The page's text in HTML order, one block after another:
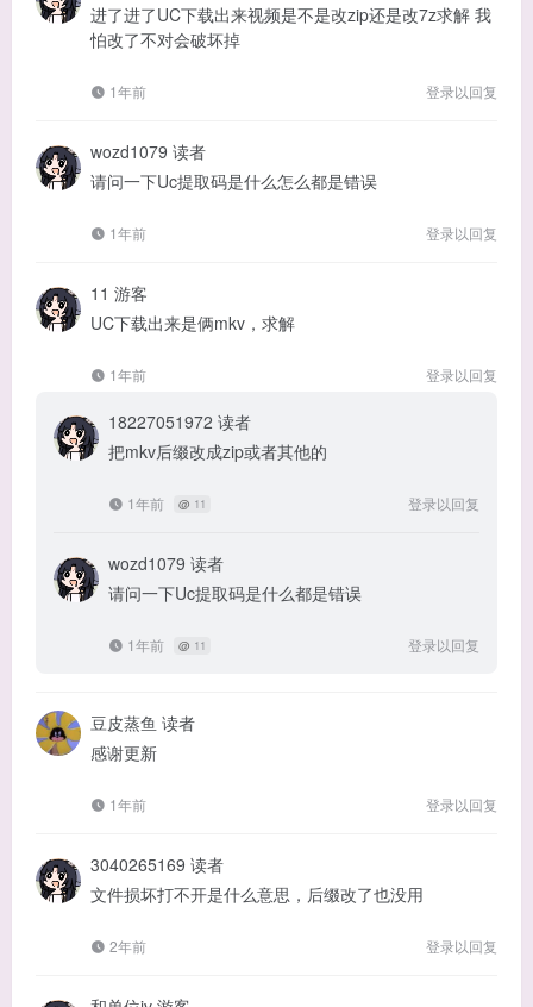
进了进了UC下载出来视频是不是改zip还是改7z求解 我
怕改了不对会破坏掉
1年前 登录以回复
wozd1079 读者
请问一下Uc提取码是什么怎么都是错误
1年前 登录以回复
11 游客
UC下载出来是俩mkv，求解
1年前 登录以回复
18227051972 读者
把mkv后缀改成zip或者其他的
1年前 @ 11 登录以回复
wozd1079 读者
请问一下Uc提取码是什么都是错误
1年前 @ 11 登录以回复
豆皮蒸鱼 读者
感谢更新
1年前 登录以回复
3040265169 读者
文件损坏打不开是什么意思，后缀改了也没用
2年前 登录以回复